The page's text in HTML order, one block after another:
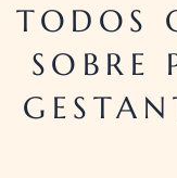
TODOS
SOBRE